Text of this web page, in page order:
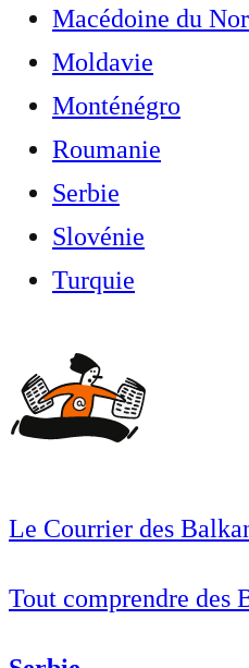
Macédoine du
Moldavie
Monténégro
Roumanie
Serbie
Slovénie
Turquie
Le Courrier des
Tout comprendre des